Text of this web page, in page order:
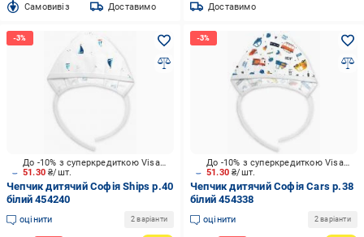
Cамовивіз Доставимо Доставимо
51.30₴/шт.
До -10% з суперкредиткою Visa Вигода
Чепчик дитячий Софія Ships р.40
білий 454240
оцінити 2 варіанти
51.30₴/шт.
До -10% з суперкредиткою Visa Вигода
Чепчик дитячий Софія Cars р.38
білий 454338
оцінити 2 варіанти